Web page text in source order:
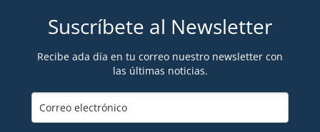
Suscríbete al Newsletter
Recibe ada día en tu correo nuestro newsletter con
las últimas noticias.